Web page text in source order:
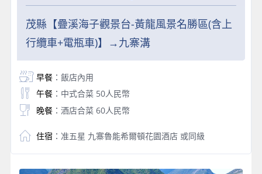
茂縣【疊溪海子觀景台-黃龍風景名勝區(含上
行纜車+電瓶車)】→九寨溝
早餐：飯店內用
午餐：中式合菜 50人民幣
晚餐：酒店合菜 60人民幣
住宿 ：准五星 九寨魯能希爾頓花園酒店 或同級